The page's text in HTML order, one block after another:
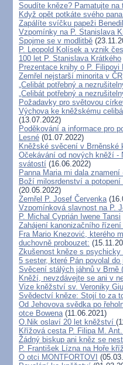
Soudíte kněze? Pamatujte
Když opět potkáte svého
Zapálíte svíčku papeži
Vzpomínky na P. Stanislava
Spojme se v modlitbě
P. Leopold Kolísek a vznik
100 let P. Stanislava Krátkého
Prezentace knihy o P. Filipovi
Zemřel nejstarší minorita v ČR
„Celibát potřebný a
„Celibát potřebný a
Požadavky pro světovou
Výchova ke kněžskému
(13.07.2022)
Poděkování a informace pro
Lesné (01.07.2022)
Kněžské svěcení v Brněnské
Očekávání od nových kněží -
svátostí (16.06.2022)
Panna Maria mi dala
Boží milosrdenství a
(20.05.2022)
Zemřel P. Josef Červenka
Vzpomínková slavnost na P.
P. Michal Cyprián Iwene Tansi
Zahájení kanonizačního
Fra Mario Knezović, kterého
duchovně probouzet:
Zkušenost kněze s psychicky
5 sester, které Pán povolal do
Svěcení stálých jáhnů v Brně
Kněží, nevzdávejte se ani v
Vize kněžství sv. Veroniky
Svědectví kněze: Stojí to za
Od Jehovova svědka po
otce Bowena(11.06.2021)
O.Nik oslaví 20 let kněžství
Křížová cesta P. Filipa M.
Žádný biskup ani kněz se
P. František Lízna na Hoře
O otci MONTFORTOVI